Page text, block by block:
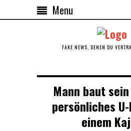
Menu
FAKE NEWS, DENEN DU
Mann baut
persönliches
einem